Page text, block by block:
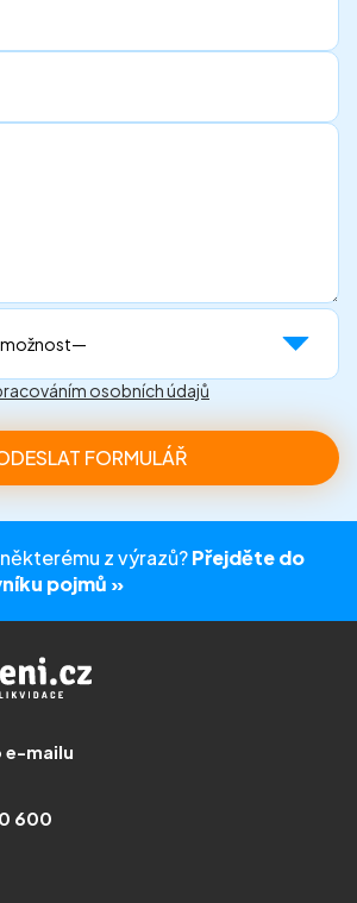
osobních údajů
z výrazů?Přejděte do
pojmů »
e-mailu
600